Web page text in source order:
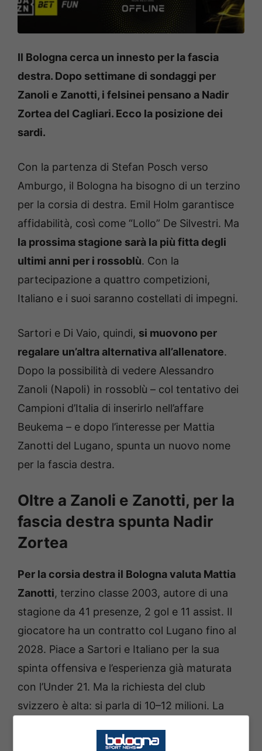
Il Bologna cerca un innesto per la fascia
destra. Dopo settimane di sondaggi per
Zanoli e Zanotti, i felsinei pensano a Nadir
Zortea del Cagliari. Ecco la posizione dei
sardi.
Con la partenza di Stefan Posch verso
Amburgo, il Bologna ha bisogno di un terzino
per la corsia di destra. Emil Holm garantisce
affidabilità, così come “Lollo” De Silvestri. Ma
la prossima stagione sarà la più fitta degli
ultimi anni per i rossoblù. Con la
partecipazione a quattro competizioni,
Italiano e i suoi saranno costellati di impegni.
Sartori e Di Vaio, quindi, si muovono per
regalare un’altra alternativa all’allenatore.
Dopo la possibilità di vedere Alessandro
Zanoli (Napoli) in rossoblù – col tentativo dei
Campioni d’Italia di inserirlo nell’affare
Beukema – e dopo l’interesse per Mattia
Zanotti del Lugano, spunta un nuovo nome
per la fascia destra.
Oltre a Zanoli e Zanotti, per la
fascia destra spunta Nadir
Zortea
Per la corsia destra il Bologna valuta Mattia
Zanotti, terzino classe 2003, autore di una
stagione da 41 presenze, 2 gol e 11 assist. Il
giocatore ha un contratto col Lugano fino al
2028. Piace a Sartori e Italiano per la sua
spinta offensiva e l’esperienza già maturata
con l’Under 21. Ma la richiesta del club
svizzero è alta: si parla di 10–12 milioni. La
Wolfsburg interessati.